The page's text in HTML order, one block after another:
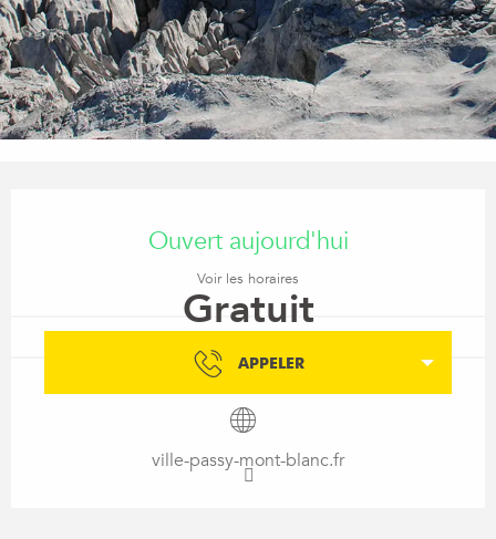
Ouvert aujourd'hui
Voir les horaires
Gratuit
APPELER
ville-passy-mont-blanc.fr